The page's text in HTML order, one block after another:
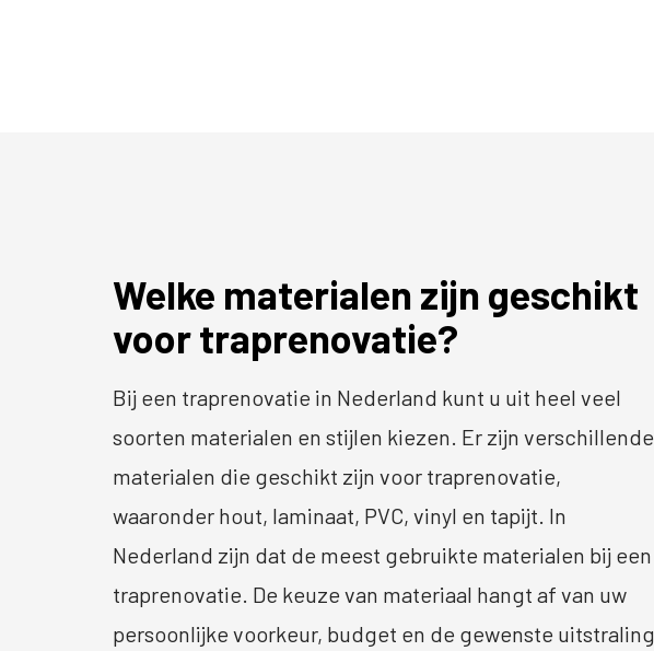
Welke materialen zijn geschikt
voor traprenovatie?
Bij een traprenovatie in Nederland kunt u uit heel veel
soorten materialen en stijlen kiezen. Er zijn verschillende
materialen die geschikt zijn voor traprenovatie,
waaronder hout, laminaat, PVC, vinyl en tapijt. In
Nederland zijn dat de meest gebruikte materialen bij een
traprenovatie. De keuze van materiaal hangt af van uw
persoonlijke voorkeur, budget en de gewenste uitstraling